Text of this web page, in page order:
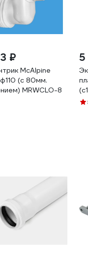
₽
McAlpine
(с 80мм.
MRWCLO-8
5